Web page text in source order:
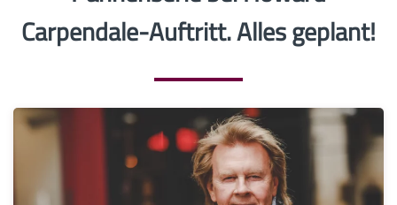
Carpendale-Auftritt. Alles geplant!